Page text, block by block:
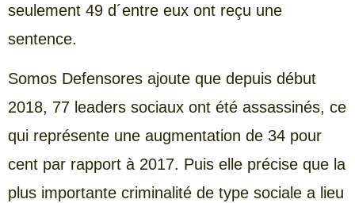
seulement 49 d´entre eux ont reçu une
sentence.
Somos Defensores ajoute que depuis début
2018, 77 leaders sociaux ont été assassinés, ce
qui représente une augmentation de 34 pour
cent par rapport à 2017. Puis elle précise que la
plus importante criminalité de type sociale a lieu